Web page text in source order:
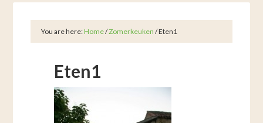
You are here: Home/Zomerkeuken /Eten1
Eten1